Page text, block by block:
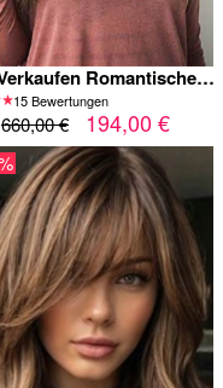
Heiß Verkaufen Romantische Remy Echthaar Kappenlose Perücke
15 Bewertungen
660,00 € 194,00 €